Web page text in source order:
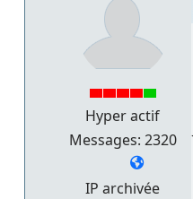
Hyper actif
Messages: 2320
IP archivée